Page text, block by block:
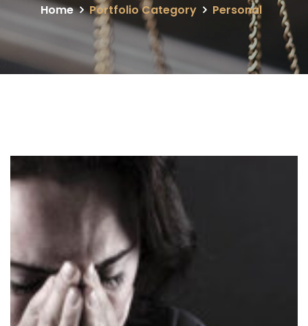
Home Portfolio Category Personal